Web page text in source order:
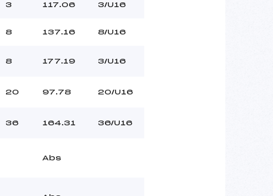
3 117.06 3/U16
8 137.16 8/U16
8 177.19 3/U16
20 97.78 20/U16
36 164.31 36/U16
Abs